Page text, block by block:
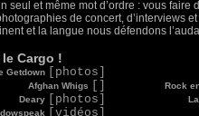
seul et même mot d’ordre : vous
de concert, d’interviews
et la langue nous défendons
Cargo !
Getdown [photos]
Afghan Whigs
Deary [photos]
[vidéos]
Rock